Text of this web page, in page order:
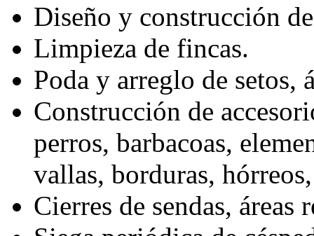
Diseño y construcción
Limpieza de fincas.
Poda y arreglo de setos,
Construcción de
perros, barbacoas,
vallas, borduras,
Cierres de sendas,